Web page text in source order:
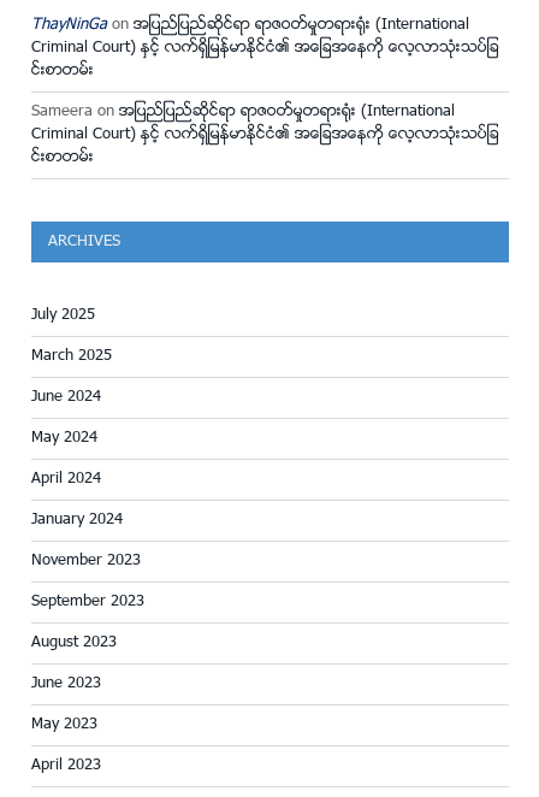
ThayNinGaon အျပည္ျပည္ဆိုင္ရာ ရာဇဝတ္မႈတရား႐ံုး (International
Criminal Court) ႏွင့္ လက္ရွိျမန္မာႏိုင္ငံ၏ အေျခအေနကို ေလ့လာသံုးသပ္ျခ
င္းစာတမ္း
Sameera on အျပည္ျပည္ဆိုင္ရာ ရာဇဝတ္မႈတရား႐ံုး (International
Criminal Court) ႏွင့္ လက္ရွိျမန္မာႏိုင္ငံ၏ အေျခအေနကို ေလ့လာသံုးသပ္ျခ
င္းစာတမ္း
ARCHIVES
July 2025
March 2025
June 2024
May 2024
April 2024
January 2024
November 2023
September 2023
August 2023
June 2023
May 2023
April 2023